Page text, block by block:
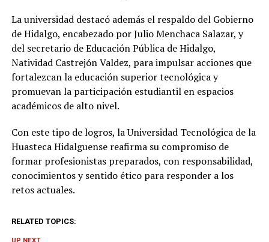
La universidad destacó además el respaldo del Gobierno
de Hidalgo, encabezado por Julio Menchaca Salazar, y
del secretario de Educación Pública de Hidalgo,
Natividad Castrejón Valdez, para impulsar acciones que
fortalezcan la educación superior tecnológica y
promuevan la participación estudiantil en espacios
académicos de alto nivel.
Con este tipo de logros, la Universidad Tecnológica de la
Huasteca Hidalguense reafirma su compromiso de
formar profesionistas preparados, con responsabilidad,
conocimientos y sentido ético para responder a los
retos actuales.
RELATED TOPICS: